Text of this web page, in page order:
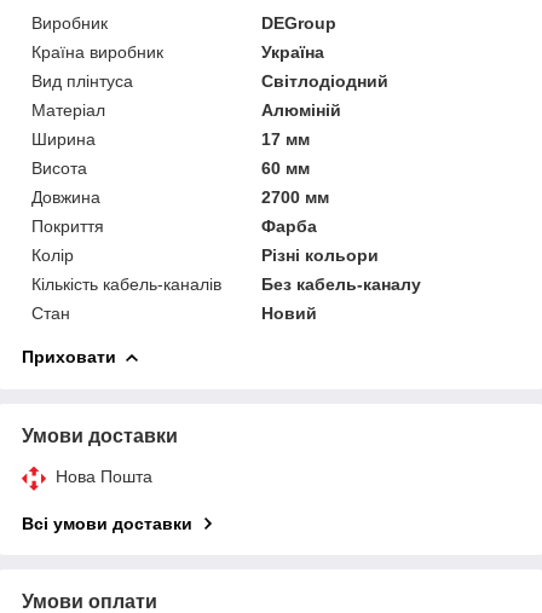
Виробник
DEGroup
Країна виробник
Україна
Вид плінтуса
Світлодіодний
Матеріал
Алюміній
Ширина
17 мм
Висота
60 мм
Довжина
2700 мм
Покриття
Фарба
Колір
Різні кольори
Кількість кабель-каналів
Без кабель-каналу
Стан
Новий
Приховати
Умови доставки
Нова Пошта
Всі умови доставки
Умови оплати